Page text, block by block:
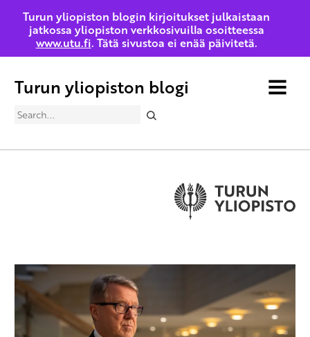
Turun yliopiston blogi MENU
Search
Turun yliopiston blogin kirjoitukset julkaistaan
jatkossa yliopiston verkkosivuilla osoitteessa
www.utu.fi. Tätä sivustoa ei enää päivitetä.